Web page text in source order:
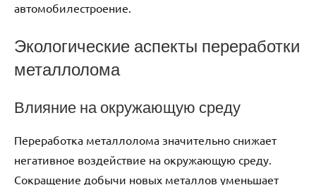
автомобилестроение.
Экологические аспекты переработки
металлолома
Влияние на окружающую среду
Переработка металлолома значительно снижает
негативное воздействие на окружающую среду.
Сокращение добычи новых металлов уменьшает